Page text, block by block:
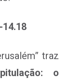
14.18
traz
o